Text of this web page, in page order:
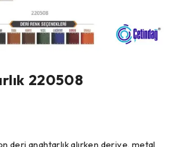
220508
deri anahtarlık alırken deriye, metal